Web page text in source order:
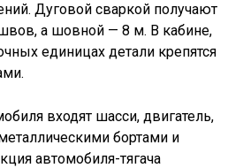
Дуговой сваркой получают
а шовной — 8 м. В кабине,
единицах детали крепятся
входят шасси, двигатель,
бортами и
автомобиля-тягача